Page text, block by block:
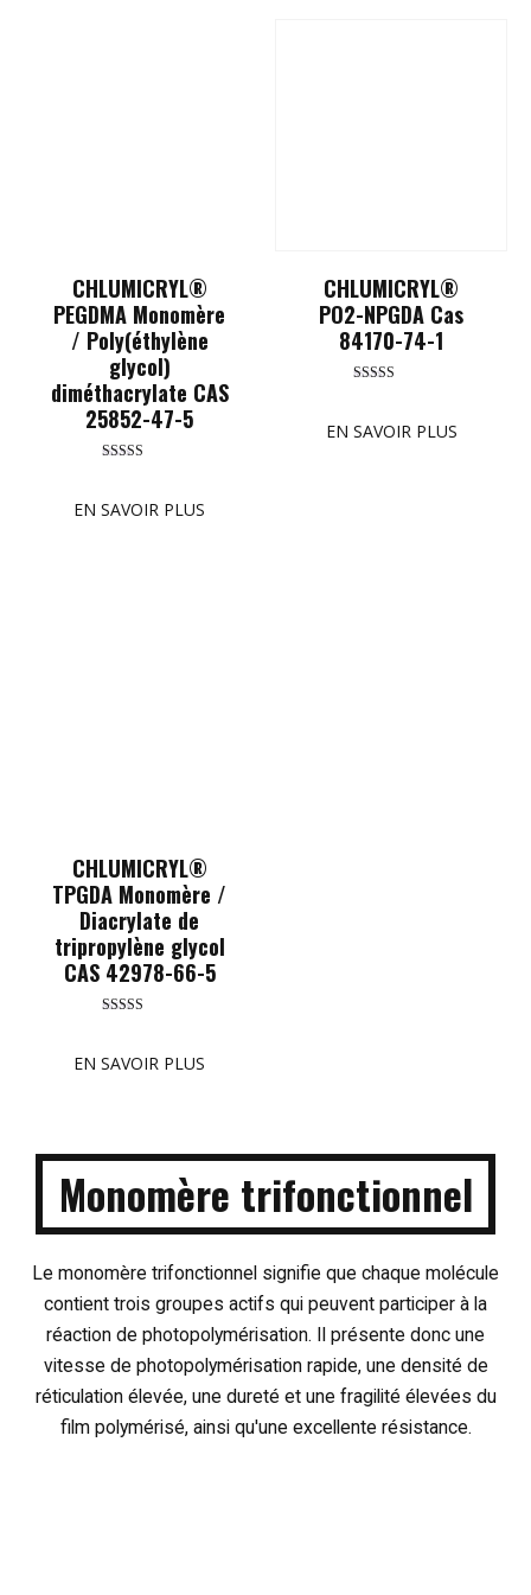
CHLUMICRYL®
PEGDMA Monomère
/ Poly(éthylène
glycol)
diméthacrylate CAS
25852-47-5
EN SAVOIR PLUS
CHLUMICRYL®
PO2-NPGDA Cas
84170-74-1
EN SAVOIR PLUS
CHLUMICRYL®
TPGDA Monomère /
Diacrylate de
tripropylène glycol
CAS 42978-66-5
out of 5
EN SAVOIR PLUS
Monomère trifonctionnel
Le monomère trifonctionnel signifie que chaque molécule
contient trois groupes actifs qui peuvent participer à la
réaction de photopolymérisation. Il présente donc une
vitesse de photopolymérisation rapide, une densité de
réticulation élevée, une dureté et une fragilité élevées du
film polymérisé, ainsi qu'une excellente résistance.